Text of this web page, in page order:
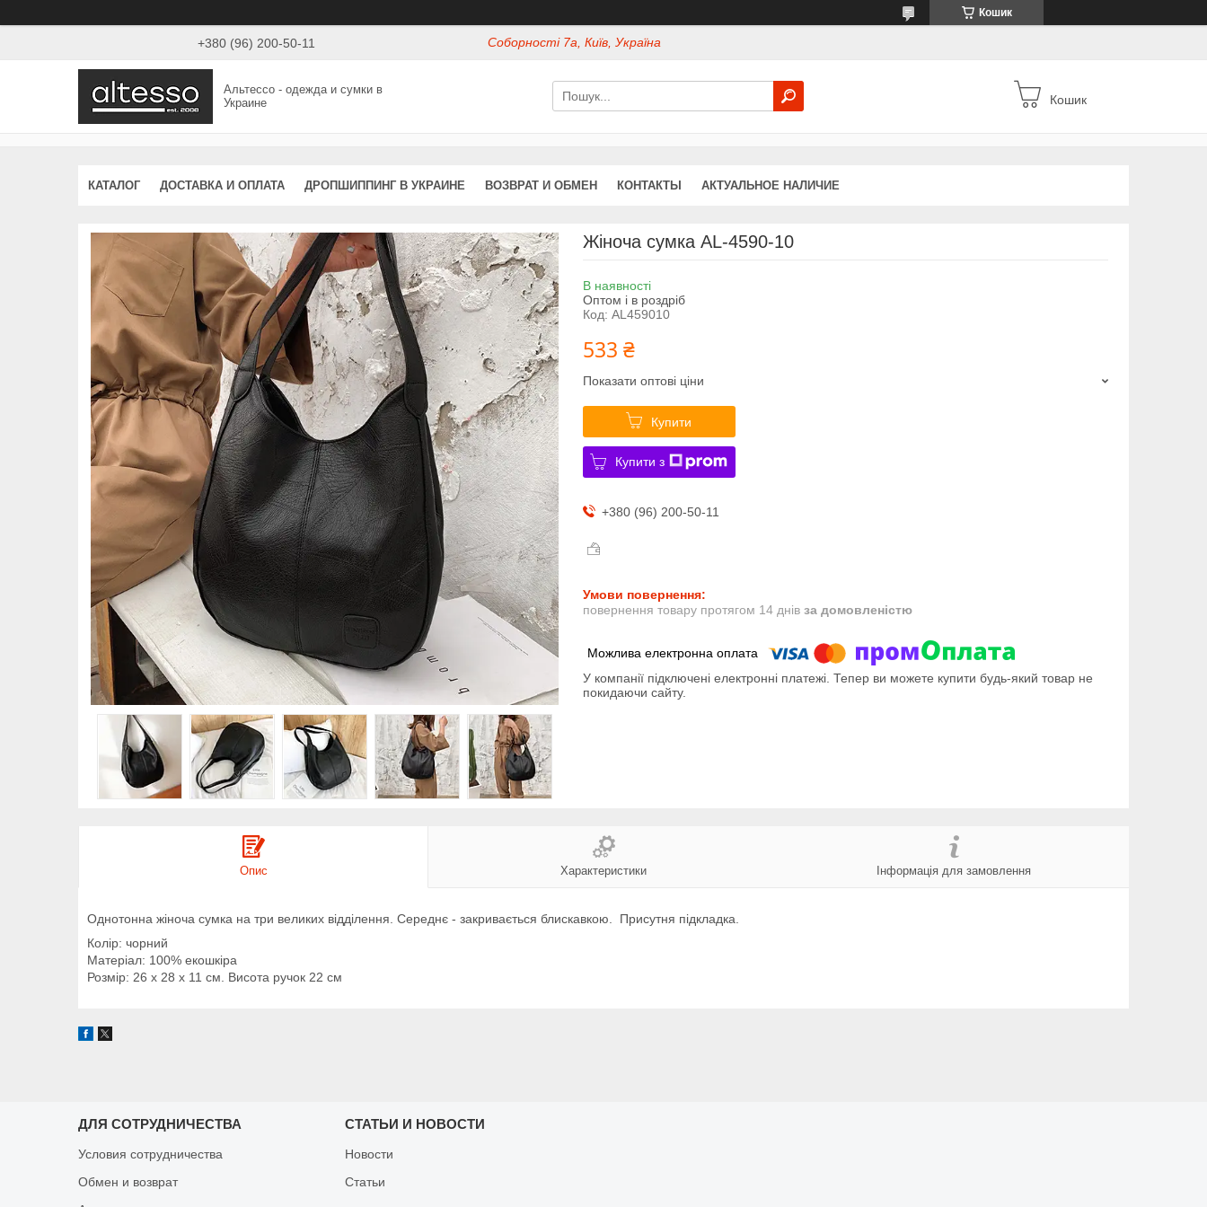
Кошик
+380 (96) 200-50-11 Соборності 7а, Київ, Україна
Альтессо - одежда и сумки в
Украине
Кошик
КАТАЛОГ ДОСТАВКА И ОПЛАТА ДРОПШИППИНГ В УКРАИНЕ ВОЗВРАТ И ОБМЕН КОНТАКТЫ АКТУАЛЬНОЕ НАЛИЧИЕ
Жіноча сумка AL-4590-10
В наявності
Оптом і в роздріб
Код: AL459010
533 ₴
Показати оптові ціни
Купити
Купити з
+380 (96) 200-50-11
повернення товару протягом 14 днів за домовленістю
У компанії підключені електронні платежі. Тепер ви можете купити будь-який товар не
покидаючи сайту.
Опис Характеристики Інформація для замовлення
Однотонна жіноча сумка на три великих відділення. Середнє - закривається блискавкою. Присутня підкладка.
Колір: чорний
Матеріал: 100% екошкіра
Розмір: 26 х 28 х 11 см. Висота ручок 22 см
ДЛЯ СОТРУДНИЧЕСТВА
Условия сотрудничества
Обмен и возврат
СТАТЬИ И НОВОСТИ
Новости
Статьи